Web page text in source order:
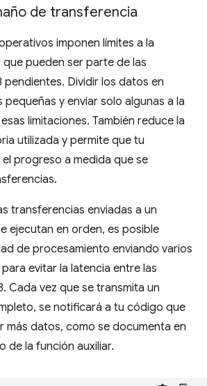
de transferencia
imponen límites a la
pueden ser parte de las
pendientes. Dividir los datos en
y enviar solo algunas a la
limitaciones. También reduce la
utilizada y permite que tu
progreso a medida que se
transferencias enviadas a un
ejecutan en orden, es posible
de procesamiento enviando varios
evitar la latencia entre las
Cada vez que se transmita un
se notificará a tu código que
datos, como se documenta en
de la función auxiliar.